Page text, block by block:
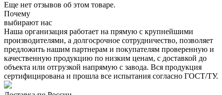
Еще нет отзывов об этом товаре.
Почему
выбирают нас
Наша организация работает на прямую с крупнейшими
производителями, а долгосрочное сотрудничество, позволяет
предложить нашим партнерам и покупателям проверенную и
качественную продукцию по низким ценам, с доставкой до
объекта или отгрузкой напрямую с завода. Вся продукция
сертифицирована и прошла все испытания согласно ГОСТ/ТУ.